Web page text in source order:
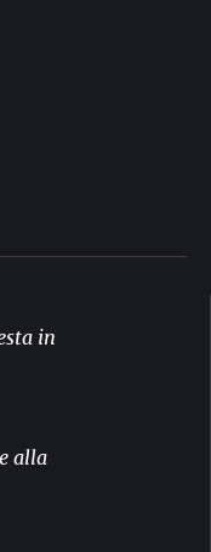
in
alla